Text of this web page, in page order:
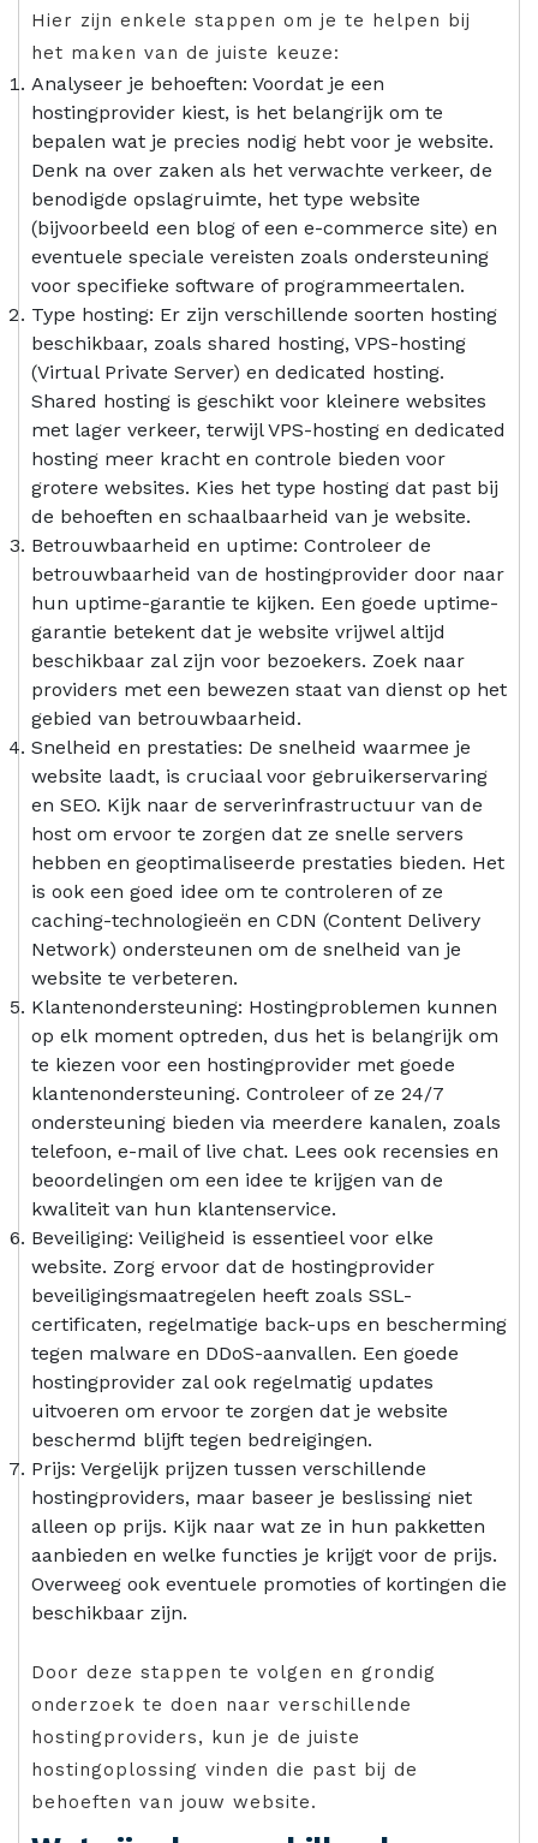
Hier zijn enkele stappen om je te helpen bij
het maken van de juiste keuze:
Analyseer je behoeften: Voordat je een
hostingprovider kiest, is het belangrijk om te
bepalen wat je precies nodig hebt voor je website.
Denk na over zaken als het verwachte verkeer, de
benodigde opslagruimte, het type website
(bijvoorbeeld een blog of een e-commerce site) en
eventuele speciale vereisten zoals ondersteuning
voor specifieke software of programmeertalen.
Type hosting: Er zijn verschillende soorten hosting
beschikbaar, zoals shared hosting, VPS-hosting
(Virtual Private Server) en dedicated hosting.
Shared hosting is geschikt voor kleinere websites
met lager verkeer, terwijl VPS-hosting en dedicated
hosting meer kracht en controle bieden voor
grotere websites. Kies het type hosting dat past bij
de behoeften en schaalbaarheid van je website.
Betrouwbaarheid en uptime: Controleer de
betrouwbaarheid van de hostingprovider door naar
hun uptime-garantie te kijken. Een goede uptime-
garantie betekent dat je website vrijwel altijd
beschikbaar zal zijn voor bezoekers. Zoek naar
providers met een bewezen staat van dienst op het
gebied van betrouwbaarheid.
Snelheid en prestaties: De snelheid waarmee je
website laadt, is cruciaal voor gebruikerservaring
en SEO. Kijk naar de serverinfrastructuur van de
host om ervoor te zorgen dat ze snelle servers
hebben en geoptimaliseerde prestaties bieden. Het
is ook een goed idee om te controleren of ze
caching-technologieën en CDN (Content Delivery
Network) ondersteunen om de snelheid van je
website te verbeteren.
Klantenondersteuning: Hostingproblemen kunnen
op elk moment optreden, dus het is belangrijk om
te kiezen voor een hostingprovider met goede
klantenondersteuning. Controleer of ze 24/7
ondersteuning bieden via meerdere kanalen, zoals
telefoon, e-mail of live chat. Lees ook recensies en
beoordelingen om een idee te krijgen van de
kwaliteit van hun klantenservice.
Beveiliging: Veiligheid is essentieel voor elke
website. Zorg ervoor dat de hostingprovider
beveiligingsmaatregelen heeft zoals SSL-
certificaten, regelmatige back-ups en bescherming
tegen malware en DDoS-aanvallen. Een goede
hostingprovider zal ook regelmatig updates
uitvoeren om ervoor te zorgen dat je website
beschermd blijft tegen bedreigingen.
Prijs: Vergelijk prijzen tussen verschillende
hostingproviders, maar baseer je beslissing niet
alleen op prijs. Kijk naar wat ze in hun pakketten
aanbieden en welke functies je krijgt voor de prijs.
Overweeg ook eventuele promoties of kortingen die
beschikbaar zijn.
Door deze stappen te volgen en grondig
onderzoek te doen naar verschillende
hostingproviders, kun je de juiste
hostingoplossing vinden die past bij de
behoeften van jouw website.